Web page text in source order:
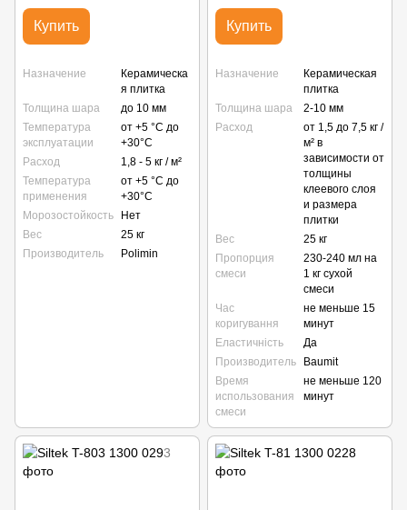
Купить
Назначение
Керамическа
я плитка
Толщина шара
до 10 мм
Температура
эксплуатации
от +5 °C до
+30°C
Расход
1,8 - 5 кг / м²
Температура
применения
от +5 °C до
+30°C
Морозостойкость
Нет
Вес
25 кг
Производитель
Polimin
Купить
Назначение
Керамическая
плитка
Толщина шара
2-10 мм
Расход
от 1,5 до 7,5 кг /
м² в
зависимости от
толщины
клеевого слоя
и размера
плитки
Вес
25 кг
Пропорция
смеси
230-240 мл на
1 кг сухой
смеси
Час
коригування
не меньше 15
минут
Еластичність
Да
Производитель
Baumit
Время
использования
смеси
не меньше 120
минут